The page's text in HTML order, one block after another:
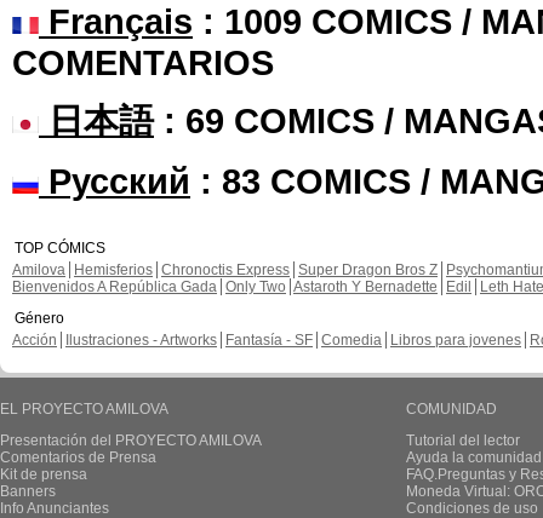
Français : 1009 COMICS /
COMENTARIOS
日本語: 69 COMICS /
Русский : 83 COMICS /
TOP CÓMICS
Amilova
Hemisferios Chronoctis Express Super Dragon Bros Z
Bienvenidos A República Gada Only Two Astaroth Y Bernadette Edil
Leth Hate
Género
Acción
Ilustraciones - Artworks Fantasía - SF Comedia Libros para jovenes
EL PROYECTO AMILOVA
Presentación del PROYECTO AMILOVA
Comentarios de Prensa
Kit de prensa
Banners
Info Anunciantes
COMUNIDAD
Tutorial del lector
Ayuda la
FAQ.Preguntas y
Moneda Virtual:
Condiciones de uso